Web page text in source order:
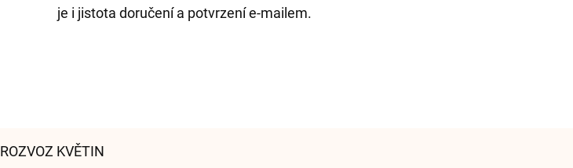
je i jistota doručení a potvrzení e-mailem.
ROZVOZ KVĚTIN